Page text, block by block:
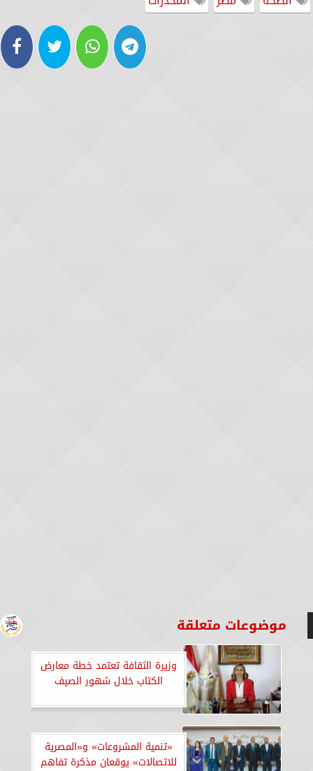
موضوعات متعلقة
وزيرة الثقافة تعتمد خطة معارض
الكتاب خلال شهور الصيف
«تنمية المشروعات» و«المصرية
للاتصالات» يوقعان مذكرة تفاهم